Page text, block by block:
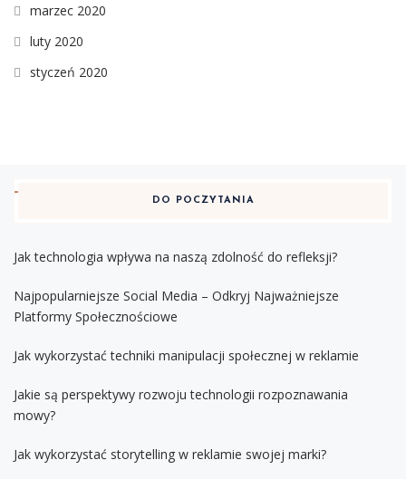
marzec 2020
luty 2020
styczeń 2020
DO POCZYTANIA
Jak technologia wpływa na naszą zdolność do refleksji?
Najpopularniejsze Social Media – Odkryj Najważniejsze
Platformy Społecznościowe
Jak wykorzystać techniki manipulacji społecznej w reklamie
Jakie są perspektywy rozwoju technologii rozpoznawania
mowy?
Jak wykorzystać storytelling w reklamie swojej marki?